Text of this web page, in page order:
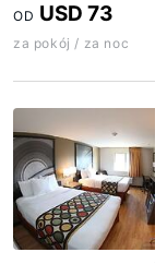
OD USD 73
za pokój / za noc